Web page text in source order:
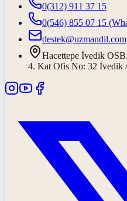
0(312) 911 37 15
0(546) 855 07 15
destek@uzmandil.com
Hacettepe İvedik
4. Kat Ofis No: 32